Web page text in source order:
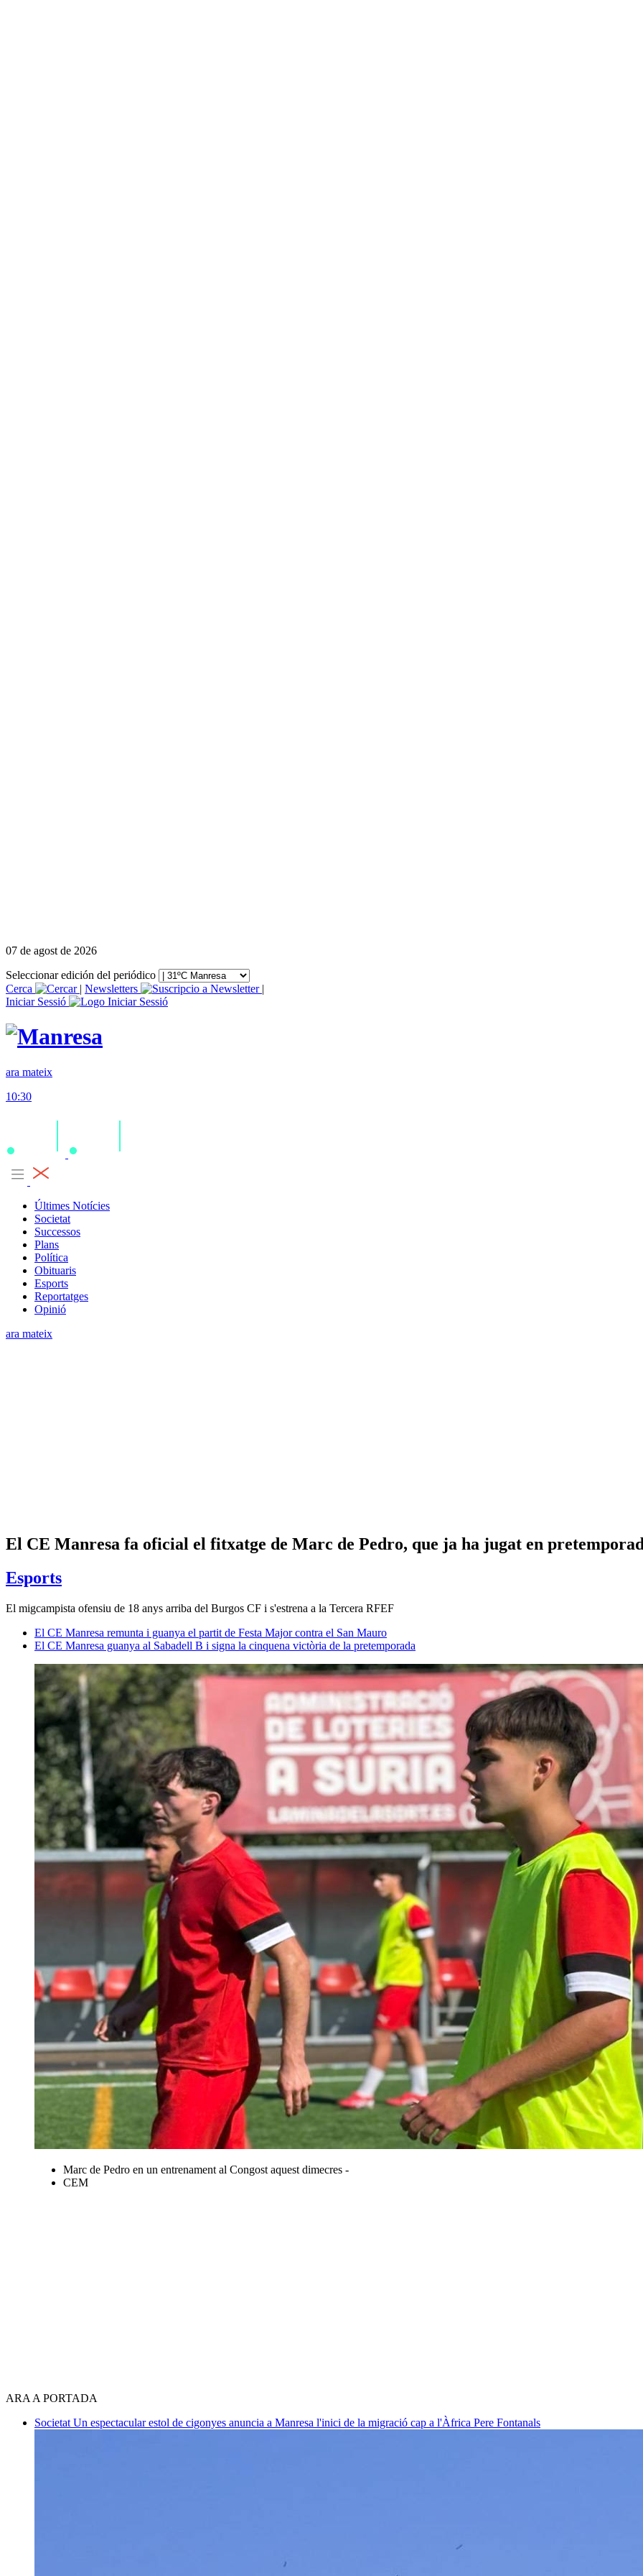
07 de agost de 2026
Seleccionar edición del periódico
Cerca
| Newsletters
|
Iniciar Sessió
ara mateix
10:30
Últimes Notícies
Societat
Successos
Plans
Política
Obituaris
Esports
Reportatges
Opinió
ara mateix
El CE Manresa fa oficial el fitxatge de Marc de Pedro, que ja ha jugat en
Esports
El migcampista ofensiu de 18 anys arriba del Burgos CF i s'estrena a la Tercera RFEF
El CE Manresa remunta i guanya el partit de Festa Major contra el San Mauro
El CE Manresa guanya al Sabadell B i signa la cinquena victòria de la pretemporada
Marc de Pedro en un entrenament al Congost aquest dimecres -
CEM
ARA A PORTADA
Societat Un espectacular estol de cigonyes anuncia a Manresa l'inici de la migració cap a l'Àfrica Pere Fontanals